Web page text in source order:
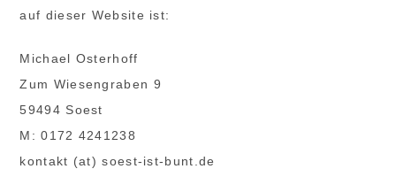
auf dieser Website ist:
Michael Osterhoff
Zum Wiesengraben 9
59494 Soest
M: 0172 4241238
kontakt (at) soest-ist-bunt.de